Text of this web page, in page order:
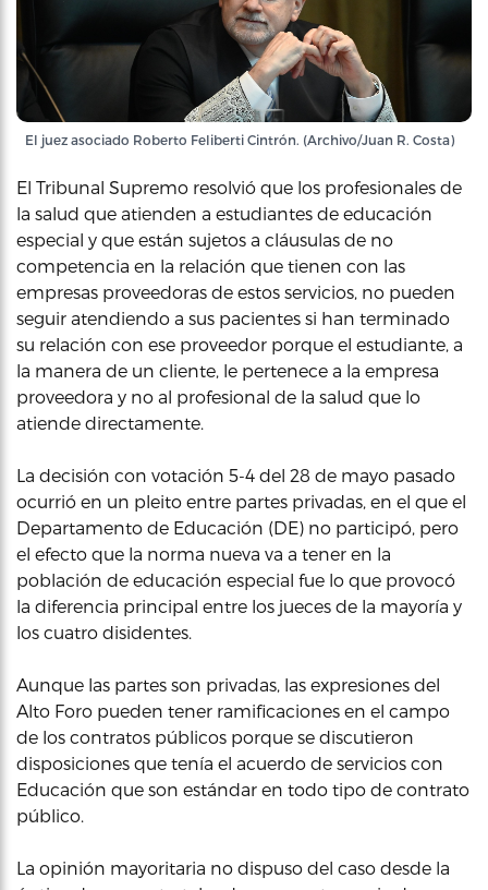
El juez asociado Roberto Feliberti Cintrón. (Archivo/Juan R. Costa)
El Tribunal Supremo resolvió que los profesionales de
la salud que atienden a estudiantes de educación
especial y que están sujetos a cláusulas de no
competencia en la relación que tienen con las
empresas proveedoras de estos servicios, no pueden
seguir atendiendo a sus pacientes si han terminado
su relación con ese proveedor porque el estudiante, a
la manera de un cliente, le pertenece a la empresa
proveedora y no al profesional de la salud que lo
atiende directamente.
La decisión con votación 5-4 del 28 de mayo pasado
ocurrió en un pleito entre partes privadas, en el que el
Departamento de Educación (DE) no participó, pero
el efecto que la norma nueva va a tener en la
población de educación especial fue lo que provocó
la diferencia principal entre los jueces de la mayoría y
los cuatro disidentes.
Aunque las partes son privadas, las expresiones del
Alto Foro pueden tener ramificaciones en el campo
de los contratos públicos porque se discutieron
disposiciones que tenía el acuerdo de servicios con
Educación que son estándar en todo tipo de contrato
público.
La opinión mayoritaria no dispuso del caso desde la